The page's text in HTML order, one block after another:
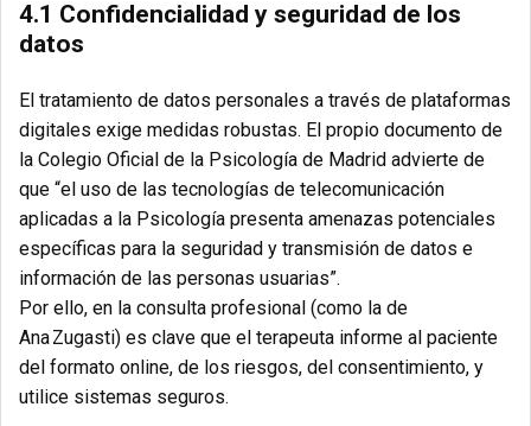
4.1 Confidencialidad y seguridad de los
datos
El tratamiento de datos personales a través de plataformas
digitales exige medidas robustas. El propio documento de
la Colegio Oficial de la Psicología de Madrid advierte de
que “el uso de las tecnologías de telecomunicación
aplicadas a la Psicología presenta amenazas potenciales
específicas para la seguridad y transmisión de datos e
información de las personas usuarias”.
Por ello, en la consulta profesional (como la de
Ana Zugasti) es clave que el terapeuta informe al paciente
del formato online, de los riesgos, del consentimiento, y
utilice sistemas seguros.